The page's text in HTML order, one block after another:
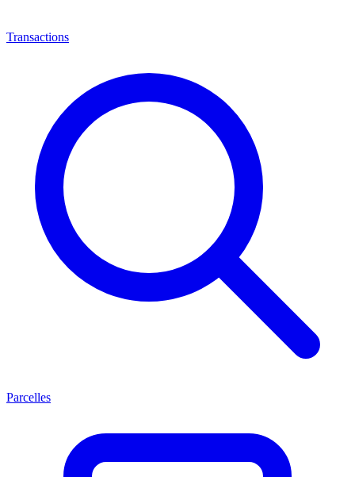
Transactions
Parcelles